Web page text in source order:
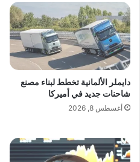
س
ي
ا
ر
ا
ت
ا
ل
ع
ا
ب
ة
8
م
ل
ي
و
ن
م
ه
د
دايملر الألمانية تخطط لبناء مصنع
شاحنات جديد في أميركا
أغسطس 8, 2026